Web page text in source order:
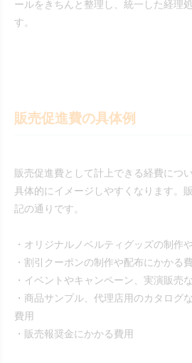
ールをきちんと整理し、統一した経理
す。
販売促進費の具体例
販売促進費として計上できる経費につ
具体的にイメージしやすくなります。
記の通りです。
・オリジナルノベルティグッズの制作
・割引クーポンの制作や配布にかかる
・イベントやキャンペーン、実演販売
・商品サンプル、代理店用のカタログ
費用
・販売報奨金にかかる費用